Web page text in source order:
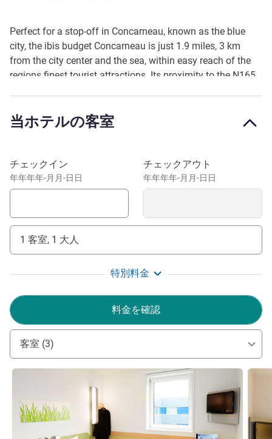
説明
Perfect for a stop-off in Concarneau, known as the blue
city, the ibis budget Concarneau is just 1.9 miles, 3 km
from the city center and the sea, within easy reach of the
regions finest tourist attractions. Its proximity to the N165
economy hotel that can cater for groups, weddings,
当ホテルの客室
このホテルを予約
チェックイン
年年年年-月月-日日
チェックアウト
年年年年-月月-日日
1 客室, 1 大人
特別料金
料金を確認
客室 (3)
詳細を表示 詳細